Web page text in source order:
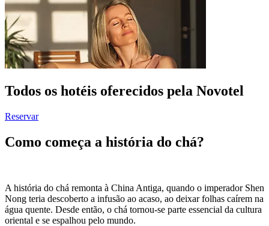
Todos os hotéis oferecidos pela Novotel
Reservar
Como começa a história do chá?
A história do chá remonta à China Antiga, quando o imperador Shen
Nong teria descoberto a infusão ao acaso, ao deixar folhas caírem na
água quente. Desde então, o chá tornou-se parte essencial da cultura
oriental e se espalhou pelo mundo.